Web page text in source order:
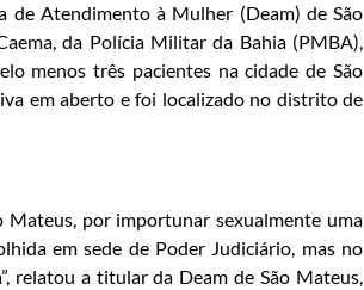
de Atendimento à Mulher (Deam) de São
da Polícia Militar da Bahia (PMBA),
menos três pacientes na cidade de São
em aberto e foi localizado no distrito de
Mateus, por importunar sexualmente uma
em sede de Poder Judiciário, mas no
relatou a titular da Deam de São Mateus,